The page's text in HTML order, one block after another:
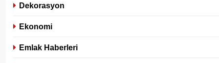
Dekorasyon
Ekonomi
Emlak Haberleri